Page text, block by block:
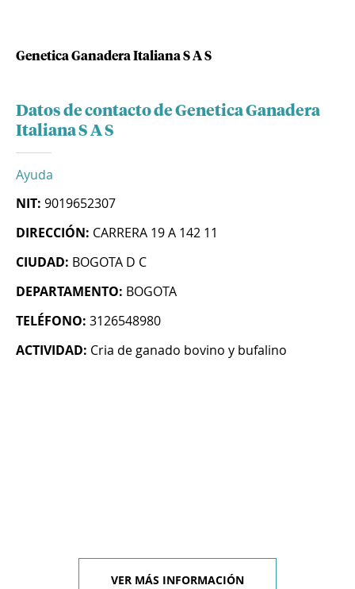
Genetica Ganadera Italiana S A S
Datos de contacto de Genetica Ganadera
Italiana S A S
Ayuda
NIT: 9019652307
DIRECCIÓN: CARRERA 19 A 142 11
CIUDAD: BOGOTA D C
DEPARTAMENTO: BOGOTA
TELÉFONO: 3126548980
ACTIVIDAD: Cria de ganado bovino y bufalino
VER MÁS INFORMACIÓN